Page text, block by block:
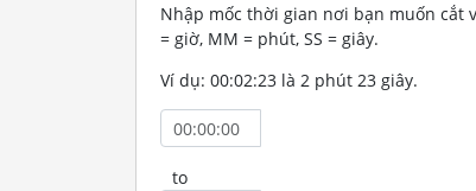
Nhập mốc thời gian nơi bạn muốn cắt
= giờ, MM = phút, SS = giây.
Ví dụ: 00:02:23 là 2 phút 23 giây.
to